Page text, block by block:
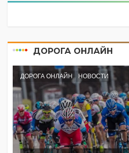
ДОРОГА ОНЛАЙН
ДОРОГА ОНЛАЙН НОВОСТИ